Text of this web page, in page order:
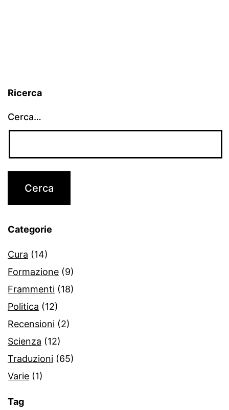
Ricerca
Cerca…
Categorie
Cura (14)
Formazione (9)
Frammenti (18)
Politica (12)
Recensioni (2)
Scienza (12)
Traduzioni (65)
Varie (1)
Tag